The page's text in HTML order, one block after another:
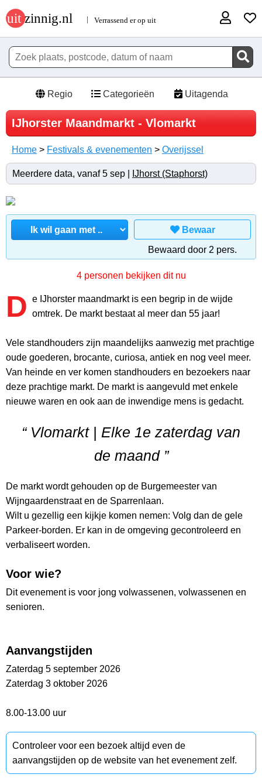
Regio Categorieën Uitagenda
IJhorster Maandmarkt - Vlomarkt
Home > Festivals & evenementen > Overijssel
Meerdere data, vanaf 5 sep | IJhorst (Staphorst)
Bewaar
Bewaard door 2 pers.
4 personen bekijken dit nu
D e IJhorster maandmarkt is een begrip in de wijde
omtrek. De markt bestaat al meer dan 55 jaar!
Vele standhouders zijn maandelijks aanwezig met prachtige
oude goederen, brocante, curiosa, antiek en nog veel meer.
Van heinde en ver komen standhouders en bezoekers naar
deze prachtige markt. De markt is aangevuld met enkele
nieuwe waren en ook aan de inwendige mens is gedacht.
“ Vlomarkt | Elke 1e zaterdag van
de maand ”
De markt wordt gehouden op de Burgemeester van
Wijngaardenstraat en de Sparrenlaan.
Wilt u gezellig een kijkje komen nemen: Volg dan de gele
Parkeer-borden. Er kan in de omgeving gecontroleerd en
verbaliseert worden.
Voor wie?
Dit evenement is voor jong volwassenen, volwassenen en
senioren.
Aanvangstijden
Zaterdag 5 september 2026
Zaterdag 3 oktober 2026
8.00-13.00 uur
Controleer voor een bezoek altijd even de
aanvangstijden op de website van het evenement zelf.